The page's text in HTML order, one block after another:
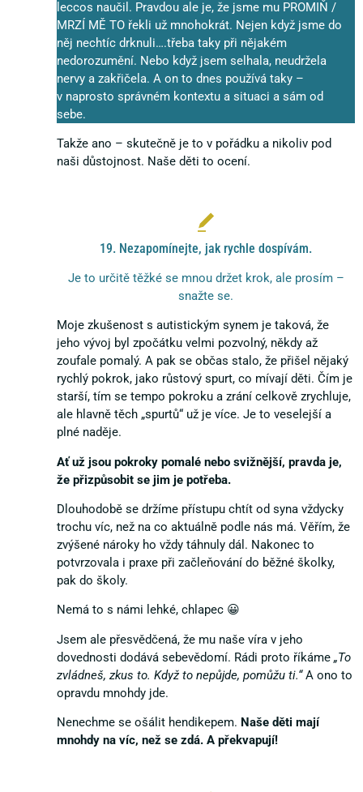
leccos naučil. Pravdou ale je, že jsme mu PROMIŇ /
MRZÍ MĚ TO řekli už mnohokrát. Nejen když jsme do
něj nechtíc drknuli….třeba taky při nějakém
nedorozumění. Nebo když jsem selhala, neudržela
nervy a zakřičela. A on to dnes používá taky –
v naprosto správném kontextu a situaci a sám od
sebe.
Takže ano – skutečně je to v pořádku a nikoliv pod
naši důstojnost. Naše děti to ocení.
19. Nezapomínejte, jak rychle dospívám.
Je to určitě těžké se mnou držet krok, ale prosím –
snažte se.
Moje zkušenost s autistickým synem je taková, že
jeho vývoj byl zpočátku velmi pozvolný, někdy až
zoufale pomalý. A pak se občas stalo, že přišel nějaký
rychlý pokrok, jako růstový spurt, co mívají děti. Čím je
starší, tím se tempo pokroku a zrání celkově zrychluje,
ale hlavně těch „spurtů“ už je více. Je to veselejší a
plné naděje.
Ať už jsou pokroky pomalé nebo svižnější, pravda je,
že přizpůsobit se jim je potřeba.
Dlouhodobě se držíme přístupu chtít od syna vždycky
trochu víc, než na co aktuálně podle nás má. Věřím, že
zvýšené nároky ho vždy táhnuly dál. Nakonec to
potvrzovala i praxe při začleňování do běžné školky,
pak do školy.
Nemá to s námi lehké, chlapec 😀
Jsem ale přesvědčená, že mu naše víra v jeho
dovednosti dodává sebevědomí. Rádi proto říkáme „To
zvládneš, zkus to. Když to nepůjde, pomůžu ti.“A ono to
opravdu mnohdy jde.
Nenechme se ošálit hendikepem. Naše děti mají
mnohdy na víc, než se zdá. A překvapují!